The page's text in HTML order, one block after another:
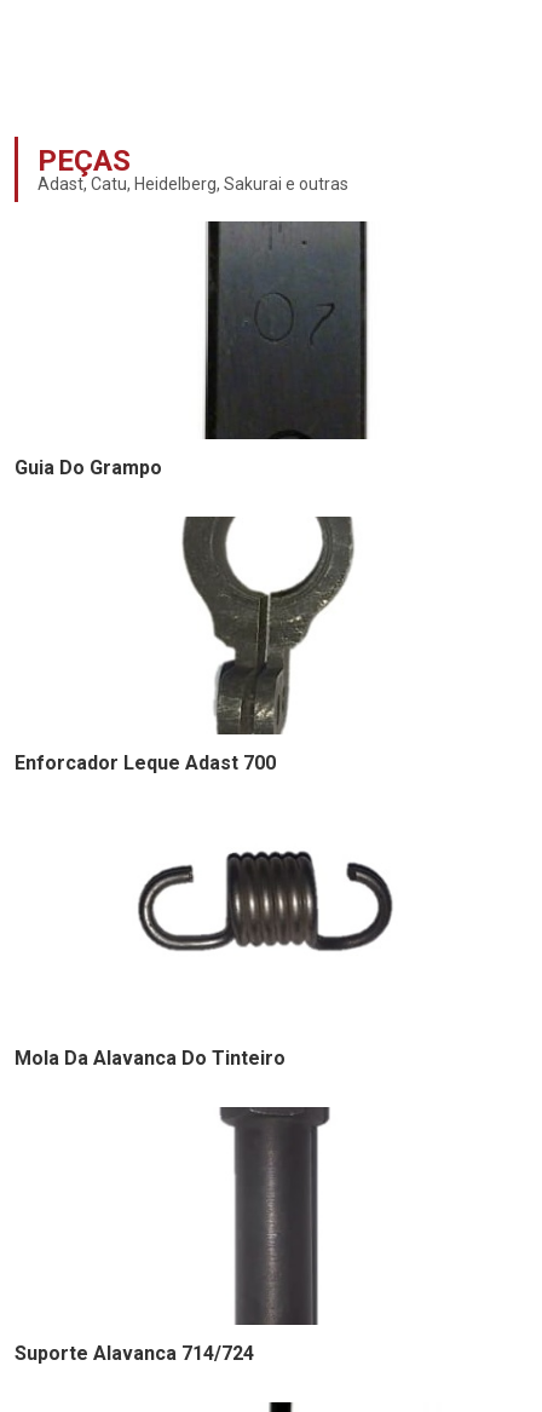
PEÇAS
Adast, Catu, Heidelberg, Sakurai e outras
Guia Do Grampo
Enforcador Leque Adast 700
Mola Da Alavanca Do Tinteiro
Suporte Alavanca 714/724